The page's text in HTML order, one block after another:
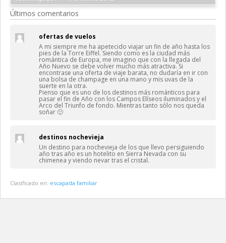
Últimos comentarios
ofertas de vuelos
A mi siempre me ha apetecido viajar un fin de año hasta los
pies de la Torre Eiffel. Siendo como es la ciudad más
romántica de Europa, me imagino que con la llegada del
Año Nuevo se debe volver mucho más atractiva. Si
encontrase una oferta de viaje barata, no dudaría en ir con
una bolsa de champage en una mano y mis uvas de la
suerte en la otra.
Pienso que es uno de los destinos más románticos para
pasar el fin de Año con los Campos Elíseos iluminados y el
Arco del Triunfo de fondo. Mientras tanto sólo nos queda
soñar 🙂
destinos nochevieja
Un destino para nochevieja de los que llevo persiguiendo
año tras año es un hotelito en Sierra Nevada con su
chimenea y viendo nevar tras el cristal.
Clasificado en: escapada familiar